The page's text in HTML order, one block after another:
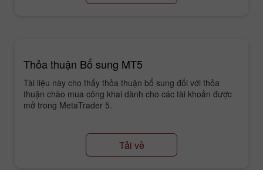
Thỏa thuận Bổ sung MT5
Tài liệu này cho thấy thỏa thuận bổ sung đối với thỏa
thuận chào mua công khai dành cho các tài khoản được
mở trong MetaTrader 5.
Tải về